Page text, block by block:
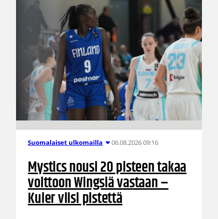
Suomalaiset ulkomailla 06.08.2026 09:16
Mystics nousi 20 pisteen takaa
voittoon Wingsiä vastaan –
Kuier viisi pistettä